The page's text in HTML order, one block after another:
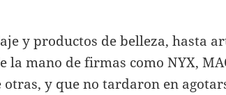
y productos de belleza, hasta
la mano de firmas como NYX,
y que no tardaron en